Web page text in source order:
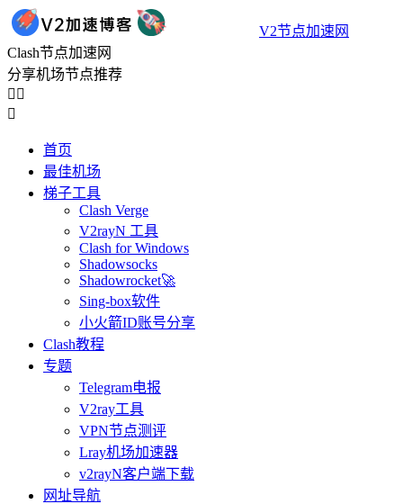
V2节点加速网
Clash节点加速网
分享机场节点推荐
 

首页
最佳机场
梯子工具
Clash Verge
V2rayN 工具
Clash for Windows
Shadowsocks
Shadowrocket🚀
Sing-box软件
小火箭ID账号分享
Clash教程
专题
Telegram电报
V2ray工具
VPN节点测评
Lray机场加速器
v2rayN客户端下载
网址导航